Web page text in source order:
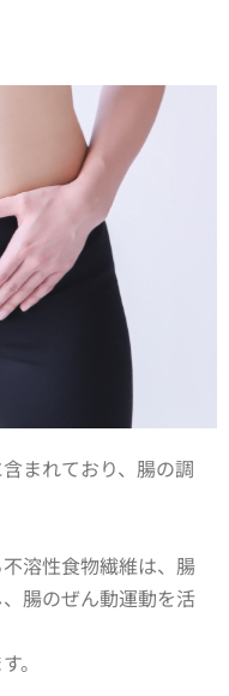
まれており、腸の調
溶性食物繊維は、腸
腸のぜん動運動を活
。